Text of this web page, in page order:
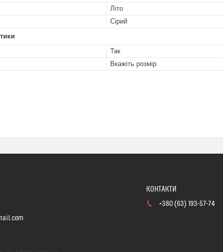
Літо
Сірий
Так
Вкажіть розмір
+380 (63) 193-57-74